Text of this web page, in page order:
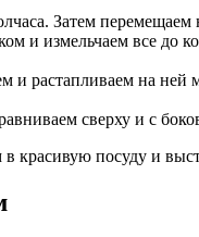
Затем перемещаем
и измельчаем все до
растапливаем на
сверху и с
красивую посуду и